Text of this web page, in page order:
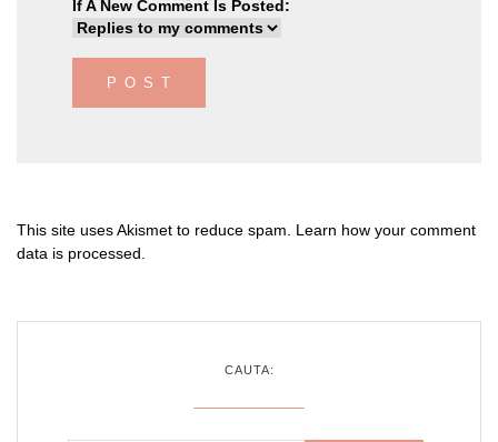
If A New Comment Is Posted:
This site uses Akismet to reduce spam. Learn how your comment
data is processed
CAUTA: